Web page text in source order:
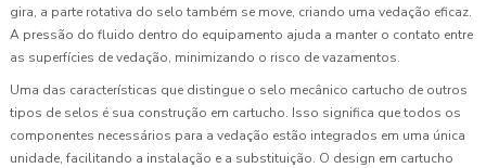
gira, a parte rotativa do selo também se move, criando uma vedação eficaz.
A pressão do fluido dentro do equipamento ajuda a manter o contato entre
as superfícies de vedação, minimizando o risco de vazamentos.
Uma das características que distingue o selo mecânico cartucho de outros
tipos de selos é sua construção em cartucho. Isso significa que todos os
componentes necessários para a vedação estão integrados em uma única
unidade, facilitando a instalação e a substituição. O design em cartucho